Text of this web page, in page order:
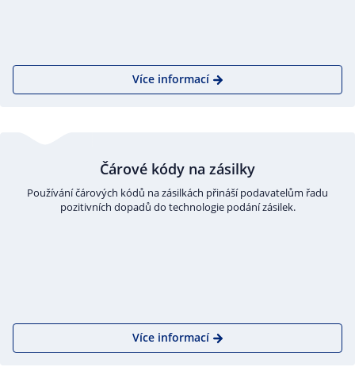
Více informací
Čárové kódy na zásilky
Používání čárových kódů na zásilkách přináší podavatelům řadu
pozitivních dopadů do technologie podání zásilek.
Více informací